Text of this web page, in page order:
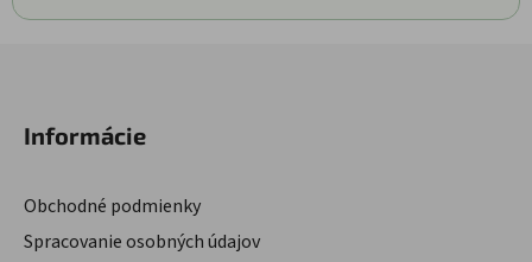
Informácie
Obchodné podmienky
Spracovanie osobných údajov